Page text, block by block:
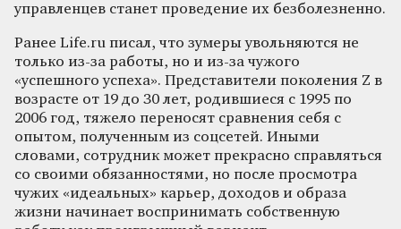
управленцев станет проведение их безболезненно.
Ранее Life.ru писал, что зумеры увольняются не
только из-за работы, но и из-за чужого
«успешного успеха». Представители поколения Z в
возрасте от 19 до 30 лет, родившиеся с 1995 по
2006 год, тяжело переносят сравнения себя с
опытом, полученным из соцсетей. Иными
словами, сотрудник может прекрасно справляться
со своими обязанностями, но после просмотра
чужих «идеальных» карьер, доходов и образа
жизни начинает воспринимать собственную